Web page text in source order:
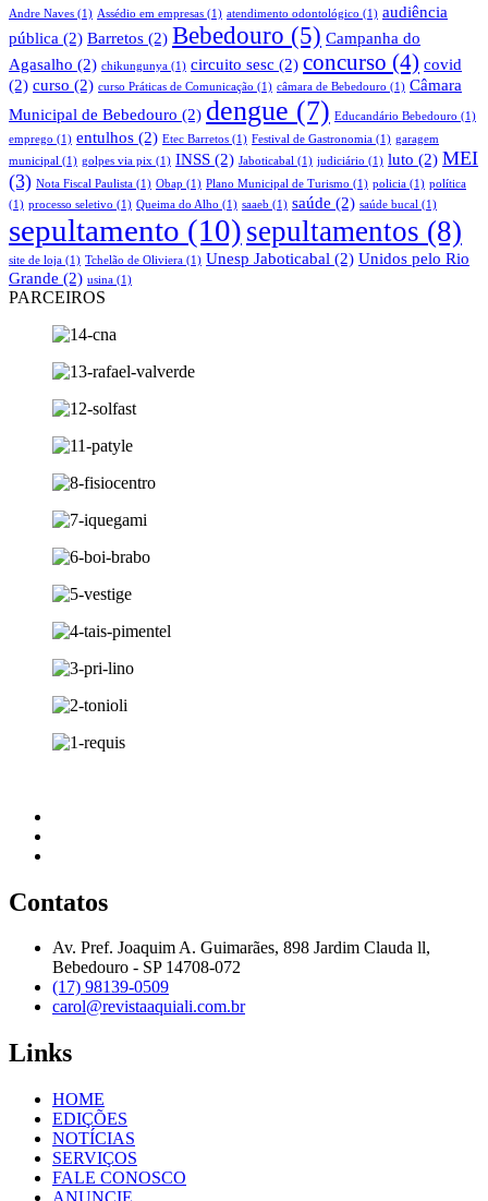
Andre Naves (1) Assédio em empresas (1) atendimento odontológico (1) audiência
pública (2) Barretos (2) Bebedouro (5) Campanha do
Agasalho (2) chikungunya (1) circuito sesc (2) concurso (4) covid
(2) curso (2) curso Práticas de Comunicação (1) câmara de Bebedouro (1) Câmara
Municipal de Bebedouro (2) dengue (7) Educandário Bebedouro (1)
emprego (1) entulhos (2) Etec Barretos (1) Festival de Gastronomia (1) garagem
municipal (1) golpes via pix (1) INSS (2) Jaboticabal (1) judiciário (1) luto (2) MEI
(3) Nota Fiscal Paulista (1) Obap (1) Plano Municipal de Turismo (1) policia (1) política
(1) processo seletivo (1) Queima do Alho (1) saaeb (1) saúde (2) saúde bucal (1)
sepultamento (10) sepultamentos (8)
site de loja (1) Tchelão de Oliviera (1) Unesp Jaboticabal (2) Unidos pelo Rio
Grande (2) usina (1)
PARCEIROS
Contatos
Av. Pref. Joaquim A. Guimarães, 898 Jardim Clauda ll,
Bebedouro - SP 14708-072
(17) 98139-0509
carol@revistaaquiali.com.br
Links
HOME
EDIÇÕES
NOTÍCIAS
SERVIÇOS
FALE CONOSCO